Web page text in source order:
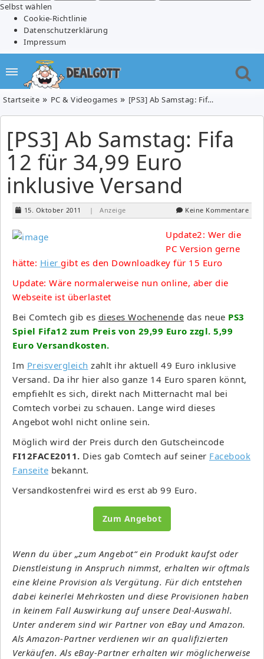
Selbst wählen
Cookie-Richtlinie
Datenschutzerklärung
Impressum
Startseite PC & Videogames [PS3] Ab Samstag: Fifa 12 für 34,99 Euro inklusive Versand
[PS3] Ab Samstag: Fifa
12 für 34,99 Euro
inklusive Versand
15. Oktober 2011 | Anzeige Keine Kommentare
Update2: Wer die
PC Version gerne
hätte: Hier gibt es den Downloadkey für 15 Euro
Update: Wäre normalerweise nun online, aber die
Webseite ist überlastet
Bei Comtech gib es dieses Wochenende das neue PS3
Spiel Fifa12 zum Preis von 29,99 Euro zzgl. 5,99
Euro Versandkosten.
Im Preisvergleich zahlt ihr aktuell 49 Euro inklusive
Versand. Da ihr hier also ganze 14 Euro sparen könnt,
empfiehlt es sich, direkt nach Mitternacht mal bei
Comtech vorbei zu schauen. Lange wird dieses
Angebot wohl nicht online sein.
Möglich wird der Preis durch den Gutscheincode
FI12FACE2011. Dies gab Comtech auf seiner Facebook
Fanseite bekannt.
Versandkostenfrei wird es erst ab 99 Euro.
Zum Angebot
Wenn du über „zum Angebot“ ein Produkt kaufst oder
Dienstleistung in Anspruch nimmst, erhalten wir oftmals
eine kleine Provision als Vergütung. Für dich entstehen
dabei keinerlei Mehrkosten und diese Provisionen haben
in keinem Fall Auswirkung auf unsere Deal-Auswahl.
Unter anderem sind wir Partner von eBay und Amazon.
Als Amazon-Partner verdienen wir an qualifizierten
Verkäufen. Als eBay-Partner erhalten wir möglicherweise